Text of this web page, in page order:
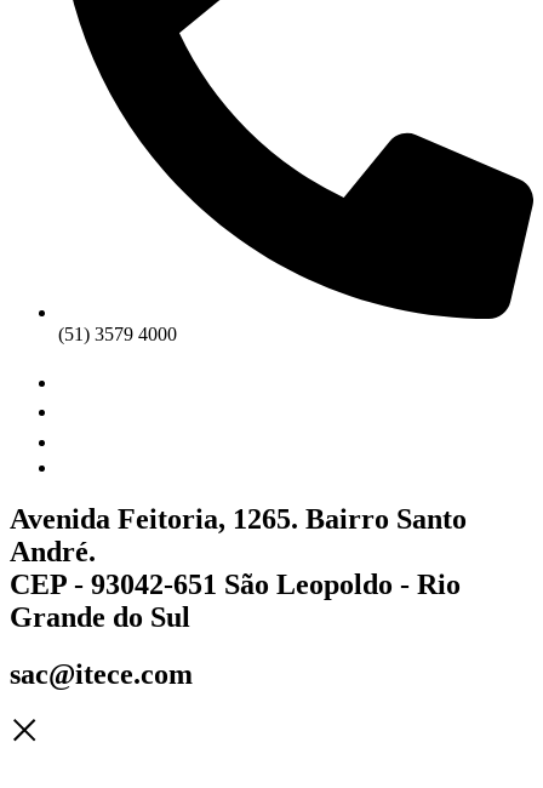
(51) 3579 4000
Avenida Feitoria, 1265. Bairro Santo
André.
CEP - 93042-651 São Leopoldo - Rio
Grande do Sul
sac@itece.com